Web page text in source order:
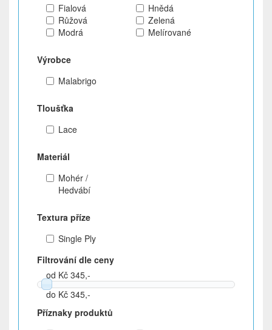
Fialová
Hnědá
Růžová
Zelená
Modrá
Melírované
Výrobce
Malabrigo
Tloušťka
Lace
Materiál
Mohér /
Hedvábí
Textura příze
Single Ply
Filtrování dle ceny
od Kč 345,-
do Kč 345,-
Příznaky produktů